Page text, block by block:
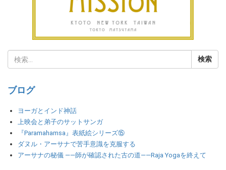
ブログ
ヨーガとインド神話
上映会と弟子のサットサンガ
『Paramahamsa』表紙絵シリーズ⑮
ダヌル・アーサナで苦手意識を克服する
アーサナの秘儀 ――師が確認された古の道――Raja Yogaを終えて